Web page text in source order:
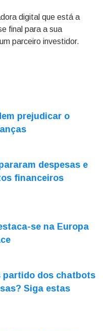
digital que está a
final para a sua
parceiro investidor.
prejudicar o
despesas e
financeiros
se na Europa
partido dos chatbots
Siga estas